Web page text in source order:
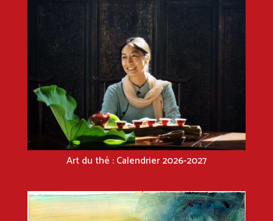
Art du thé : Calendrier 2026-2027